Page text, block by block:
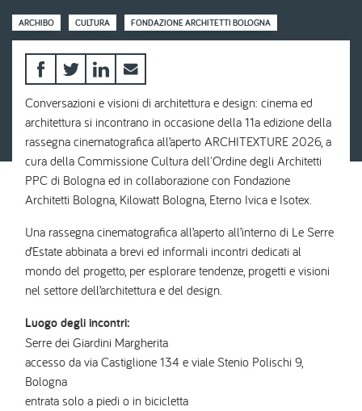
ARCHIBO CULTURA FONDAZIONE ARCHITETTI BOLOGNA
Conversazioni e visioni di architettura e design: cinema ed
architettura si incontrano in occasione della 11a edizione della
rassegna cinematografica all’aperto ARCHITEXTURE 2026, a
cura della Commissione Cultura dell'Ordine degli Architetti
PPC di Bologna ed in collaborazione con Fondazione
Architetti Bologna, Kilowatt Bologna, Eterno Ivica e Isotex.
Una rassegna cinematografica all’aperto all’interno di Le Serre
d’Estate abbinata a brevi ed informali incontri dedicati al
mondo del progetto, per esplorare tendenze, progetti e visioni
nel settore dell’architettura e del design.
Luogo degli incontri:
Serre dei Giardini Margherita
accesso da via Castiglione 134 e viale Stenio Polischi 9,
Bologna
entrata solo a piedi o in bicicletta